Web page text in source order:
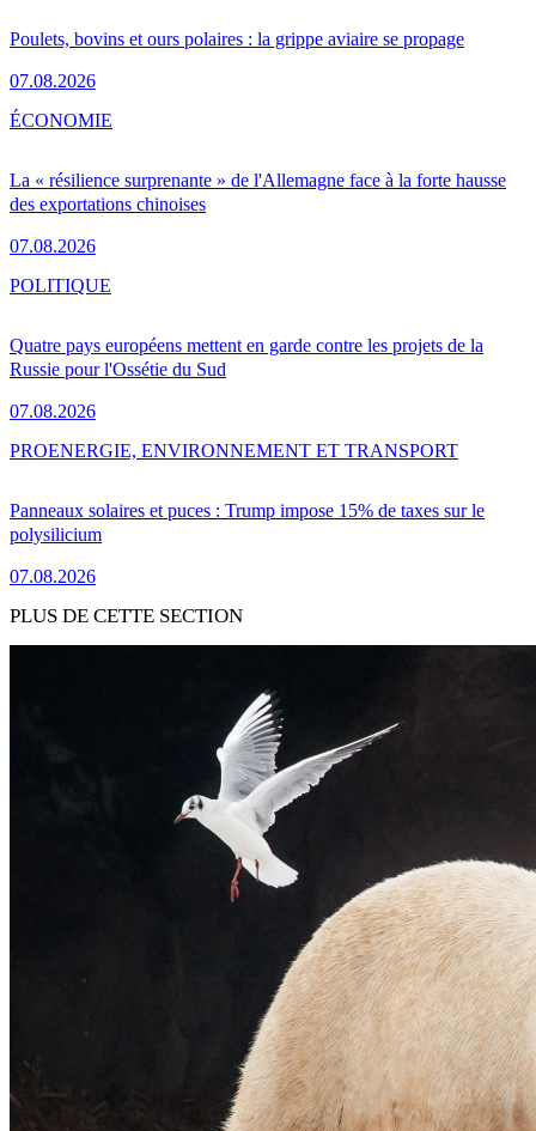
Poulets, bovins et ours polaires : la grippe aviaire se propage
07.08.2026
La « résilience surprenante » de l'Allemagne face à la forte hausse
des exportations chinoises
07.08.2026
ÉCONOMIE
Quatre pays européens mettent en garde contre les projets de la
Russie pour l'Ossétie du Sud
07.08.2026
POLITIQUE
Panneaux solaires et puces : Trump impose 15% de taxes sur le
polysilicium
07.08.2026
PROENERGIE, ENVIRONNEMENT ET TRANSPORT
PLUS DE CETTE SECTION